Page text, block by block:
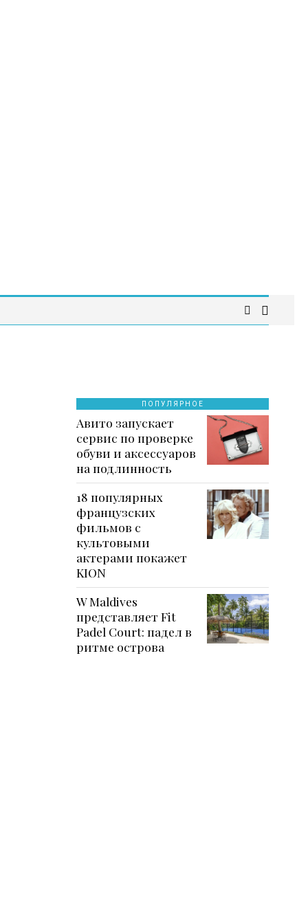
ПОПУЛЯРНОЕ
Авито запускает
сервис по проверке
обуви и аксессуаров
на подлинность
18 популярных
французских
фильмов с
культовыми
актерами покажет
KION
W Maldives
представляет Fit
Padel Court: падел в
ритме острова